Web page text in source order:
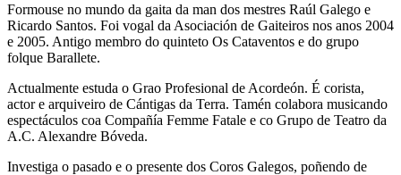
Formouse no mundo da gaita da man dos mestres Raúl Galego e
Ricardo Santos. Foi vogal da Asociación de Gaiteiros nos anos 2004
e 2005. Antigo membro do quinteto Os Cataventos e do grupo
folque Barallete.
Actualmente estuda o Grao Profesional de Acordeón. É corista,
actor e arquiveiro de Cántigas da Terra. Tamén colabora musicando
espectáculos coa Compañía Femme Fatale e co Grupo de Teatro da
A.C. Alexandre Bóveda.
Investiga o pasado e o presente dos Coros Galegos, poñendo de